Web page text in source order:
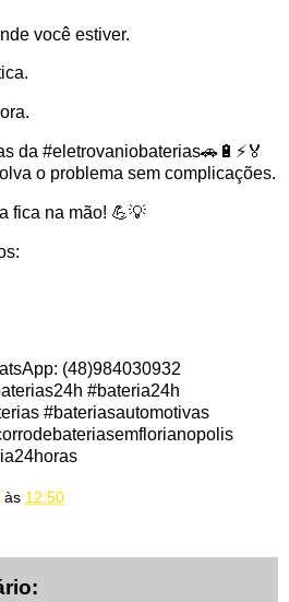
você estiver.
da #eletrovaniobaterias🚗🔋⚡️🏅
o problema sem complicações.
fica na mão! 💪💡
(48)984030932
#bateria24h
#bateriasautomotivas
às 12:50